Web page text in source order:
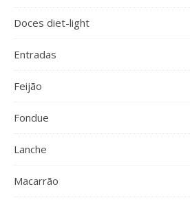
Doces diet-light
Entradas
Feijão
Fondue
Lanche
Macarrão